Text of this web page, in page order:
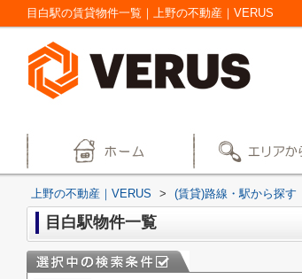
目白駅の賃貸物件一覧｜上野の不動産｜VERUS
上野の不動産｜VERUS > (賃貸)路線・駅から探す
目白駅物件一覧